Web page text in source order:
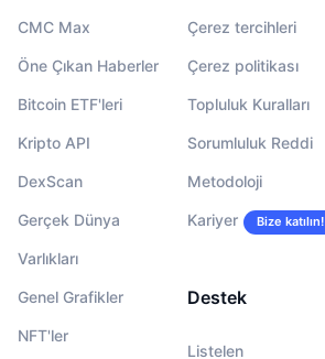
CMC Max
Öne Çıkan Haberler
Bitcoin ETF'leri
Kripto API
DexScan
Gerçek Dünya
Varlıkları
Genel Grafikler
NFT'ler
Çerez tercihleri
Çerez politikası
Topluluk Kuralları
Sorumluluk Reddi
Metodoloji
Kariyer Bize katılın!
Destek
Listelen